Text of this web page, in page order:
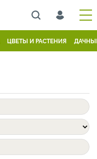
ЦВЕТЫ И РАСТЕНИЯ